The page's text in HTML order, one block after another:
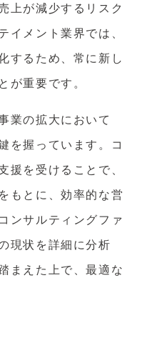
上が減少するリスク
イメント業界では、
するため、常に新し
が重要です。
業の拡大において
を握っています。コ
援を受けることで、
もとに、効率的な営
ンサルティングファ
現状を詳細に分析
まえた上で、最適な